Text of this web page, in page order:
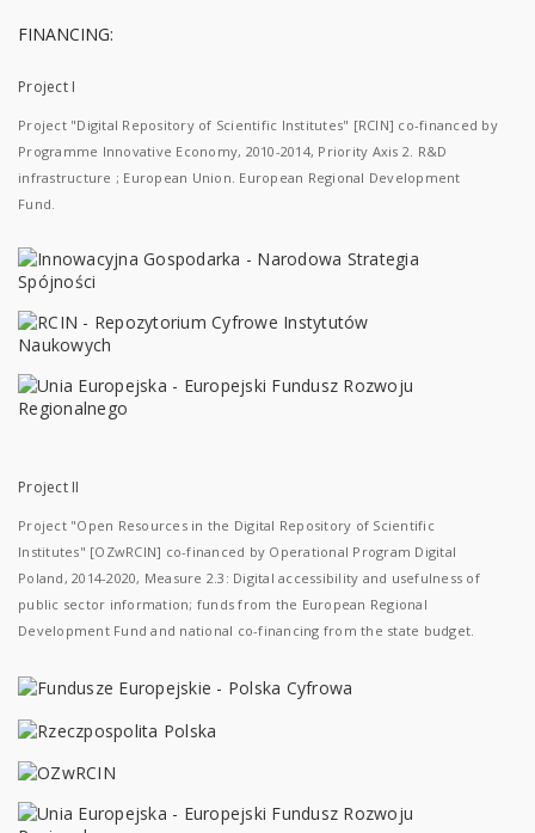
FINANCING:
Project I
Project "Digital Repository of Scientific Institutes" [RCIN] co-financed by
Programme Innovative Economy, 2010-2014, Priority Axis 2. R&D
infrastructure ; European Union. European Regional Development
Fund.
Project II
Project "Open Resources in the Digital Repository of Scientific
Institutes" [OZwRCIN] co-financed by Operational Program Digital
Poland, 2014-2020, Measure 2.3: Digital accessibility and usefulness of
public sector information; funds from the European Regional
Development Fund and national co-financing from the state budget.